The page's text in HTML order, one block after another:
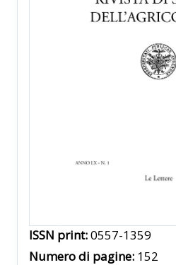
ISSN print:0557-1359
Numero di pagine: 152